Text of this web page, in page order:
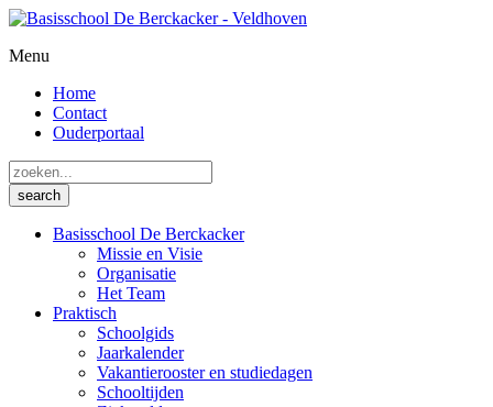
Menu
Home
Contact
Ouderportaal
Basisschool De Berckacker
Missie en Visie
Organisatie
Het Team
Praktisch
Schoolgids
Jaarkalender
Vakantierooster en studiedagen
Schooltijden